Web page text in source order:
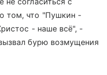
том, что "Пушкин -
- наше всё", -
бурю возмущения